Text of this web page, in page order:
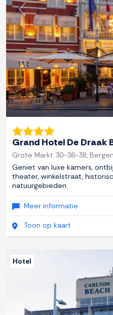
Previous
Grand Hotel De Draak
Grote Markt 30-36-38,
Geniet van luxe kamers,
theater, winkelstraat,
natuurgebieden.
Meer informatie
Toon op kaart
Hotel